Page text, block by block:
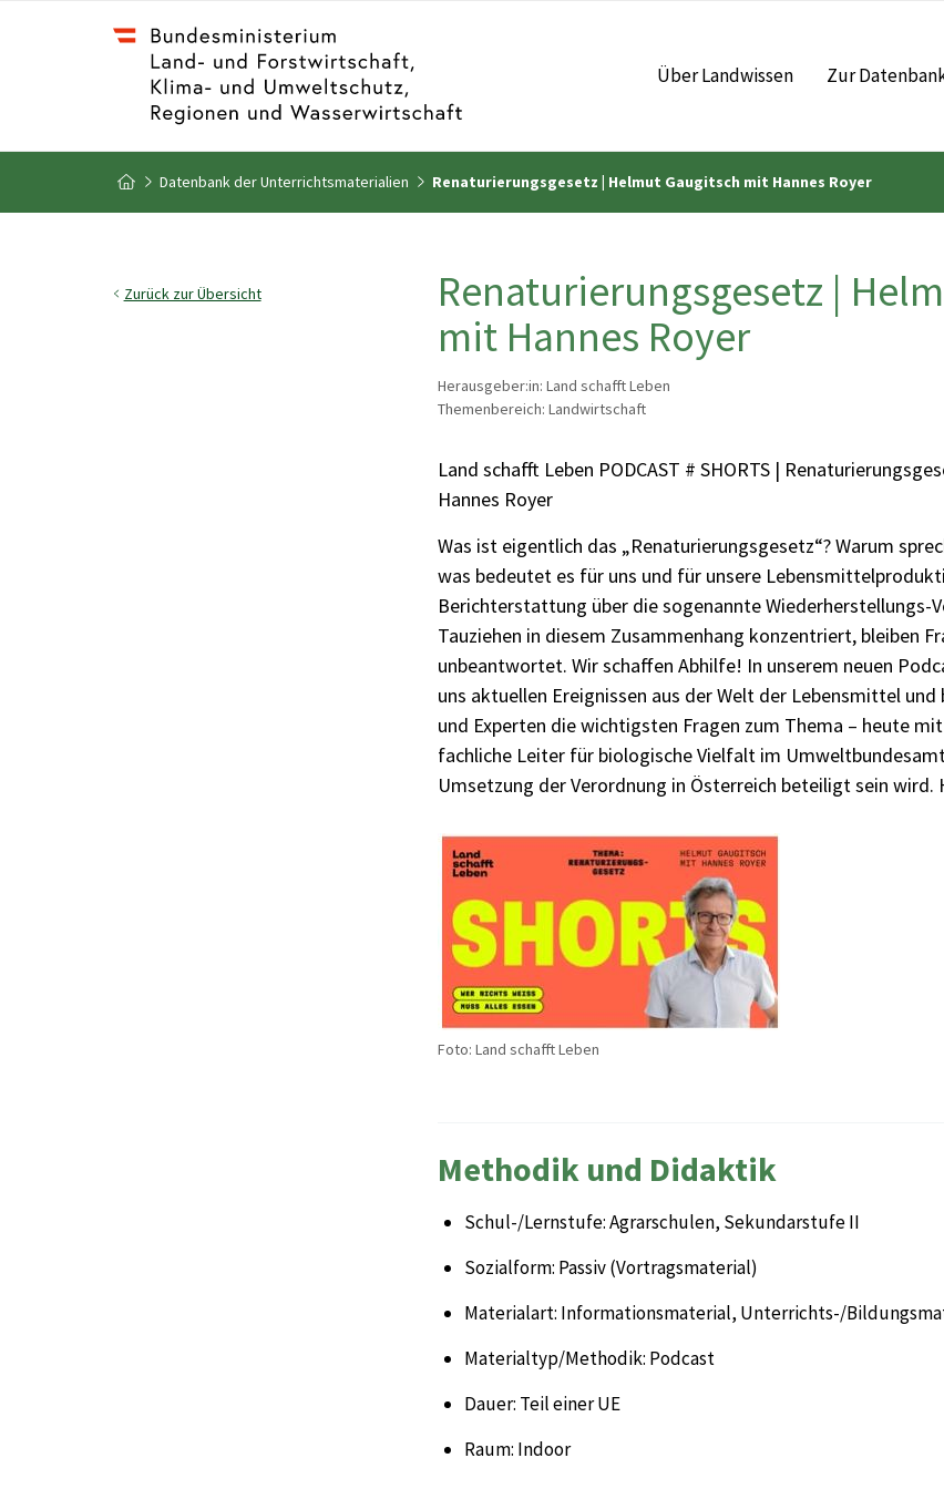
Zum Inhalt
Zum Inhaltsverzeichnis
Zur Startseite
Über Landwissen Zur
Datenbank der Unterrichtsmaterialien Renaturierungsgesetz | Helmut Gaugitsch mit Hannes Royer
Zurück zur Übersicht
Renaturierungsgesetz |
mit Hannes Royer
Herausgeber:in: Land schafft Leben
Themenbereich: Landwirtschaft
Land schafft Leben PODCAST # SHORTS |
Hannes Royer
Was ist eigentlich das „Renaturierungsgesetz“? Warum
was bedeutet es für uns und für unsere
Berichterstattung über die sogenannte Wiederherstellungs-
Tauziehen in diesem Zusammenhang konzentriert, bleiben
unbeantwortet. Wir schaffen Abhilfe! In unserem neuen
uns aktuellen Ereignissen aus der Welt der Lebensmittel
und Experten die wichtigsten Fragen zum Thema – heute
fachliche Leiter für biologische Vielfalt im
Umsetzung der Verordnung in Österreich beteiligt sein wird.
Foto: Land schafft Leben
Methodik und Didaktik
Schul-/Lernstufe: Agrarschulen, Sekundarstufe II
Sozialform: Passiv (Vortragsmaterial)
Materialart: Informationsmaterial, Unterrichts-/
Materialtyp/Methodik: Podcast
Dauer: Teil einer UE
Raum: Indoor